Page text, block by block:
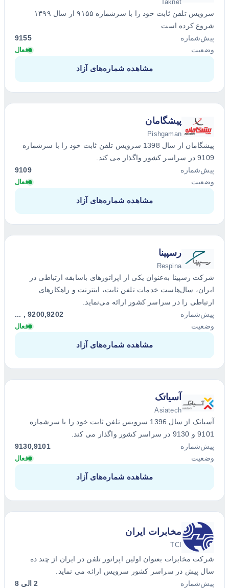
Taknet
سرویس تلفن ثابت خود را با سرشماره ۹۱۵۵ از سال ۱۳۹۹
شروع کرده است
پیش‌شماره
9155
وضعیت
فعال
مشاهده شماره‌های آزاد
پیشگامان
Pishgaman
پیشگامان از سال 1398 سرویس تلفن ثابت خود را با سرشماره
9109 در سراسر کشور واگذار می کند.
پیش‌شماره
9109
وضعیت
فعال
مشاهده شماره‌های آزاد
رسپینا
Respina
شرکت رسپینا به‌عنوان یکی از اپراتورهای باسابقه ارتباطی در
ایران، سال‌هاست خدمات تلفن ثابت، اینترنت و راهکارهای
ارتباطی را در سراسر کشور ارائه می‌نماید.
پیش‌شماره
9200,9202 , ...
وضعیت
فعال
مشاهده شماره‌های آزاد
آسیاتک
Asiatech
آسیاتک از سال 1396 سرویس تلفن ثابت خود را با سرشماره
9101 و 9130 در سراسر کشور واگذار می کند.
پیش‌شماره
9130,9101
وضعیت
فعال
مشاهده شماره‌های آزاد
مخابرات ایران
TCI
شرکت مخابرات بعنوان اولین اپراتور تلفن در ایران از چند ده
سال پیش در سراسر کشور سرویس ارائه می نماید.
پیش‌شماره
2 الی 8